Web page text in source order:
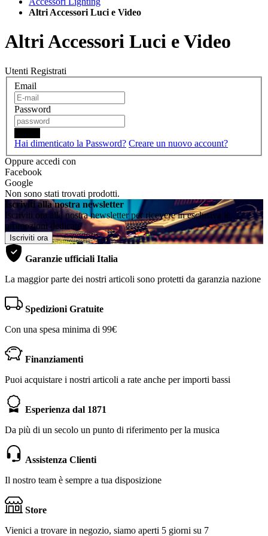
Altri Accessori Luci e Video
Altri Accessori Luci e Video
Utenti Registrati
Email
Password
Hai dimenticato la Password? Creare un nuovo account?
Oppure accedi con
Facebook
Google
Non sono stati trovati prodotti.
Iscriviti alla nostra newsletter
Iscriviti ora alla nostra newsletter per ricevere in esclusiva le
promozioni dedicate
Iscriviti ora
Garanzie ufficiali Italia
La maggior parte dei nostri articoli sono protetti da garanzia nazione
Spedizioni Gratuite
Con una spesa minima di 99€
Finanziamenti
Puoi acquistare i nostri articoli a rate anche per importi bassi
Esperienza dal 1871
Da più di un secolo un punto di riferimento per la musica
Assistenza Clienti
Il nostro team è sempre a tua disposizione
Store
Vienici a trovare in negozio, siamo aperti 5 giorni su 7